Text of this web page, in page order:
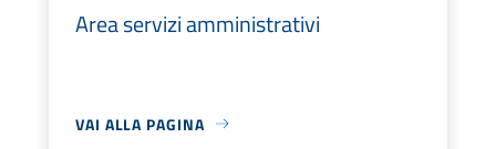
Area servizi amministrativi
VAI ALLA PAGINA